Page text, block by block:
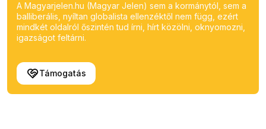
A Magyarjelen.hu (Magyar Jelen) sem a kormánytól, sem a
balliberális, nyíltan globalista ellenzéktől nem függ, ezért
mindkét oldalról őszintén tud írni, hírt közölni, oknyomozni,
igazságot feltárni.
Támogatás